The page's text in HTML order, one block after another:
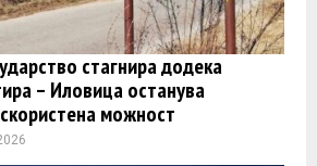
стагнира додека
– Иловица останува
можност